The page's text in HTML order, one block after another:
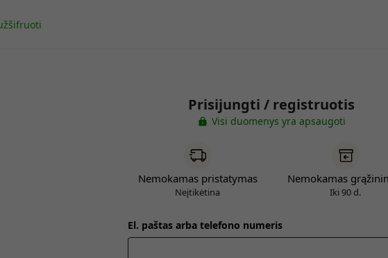
Prisijungti / registruotis
Visi duomenys yra apsaugoti
Nemokamas pristatymas
Neįtikėtina
Nemokamas
Iki 90 d.
El. paštas arba telefono numeris